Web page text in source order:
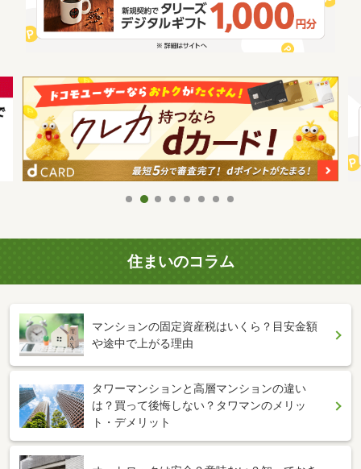
住まいのコラム
マンションの固定資産税はいくら？目安金額
や途中で上がる理由
タワーマンションと高層マンションの違い
は？買って後悔しない？タワマンのメリッ
ト・デメリット